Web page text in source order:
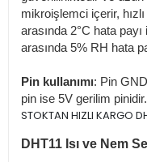
mikroişlemci içerir,
arasında 2°C hata
arasında 5% RH hata
Pin kullanımı: Pin
pin ise 5V gerilim pinidir.
STOKTAN HIZLI KARGO
DHT11 Isı ve Nem